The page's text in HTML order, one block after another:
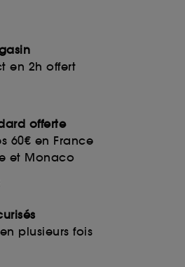
en 2h offert
offerte
60€ en France
et Monaco
plusieurs fois